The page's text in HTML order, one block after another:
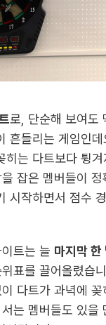
로, 단순해 보여도
흔들리는 게임인데
히는 다트보다 튕
잡은 멤버들이 정
시작하면서 점수
트는 늘 마지막 한
표를 끌어올렸습
다트가 과녁에
는 멤버들도 있을